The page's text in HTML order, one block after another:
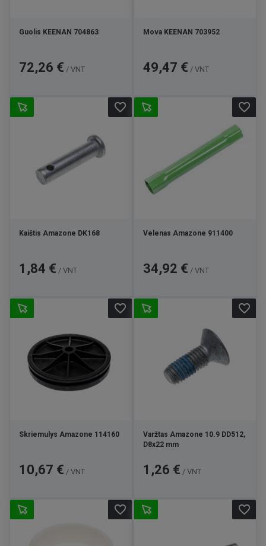
Guolis KEENAN 704863
Kaina
72,26 € / VNT
Mova KEENAN 703952
Kaina
49,47 € / VNT
Kaištis Amazone DK168
Kaina
1,84 € / VNT
favorite_border
Velenas Amazone 911400
Kaina
34,92 € / VNT
favorite_border
Skriemulys Amazone 114160
Kaina
10,67 € / VNT
favorite_border
Varžtas Amazone 10.9 DD512,
D8x22 mm
Kaina
1,26 € / VNT
favorite_border
favorite_border favorite_border